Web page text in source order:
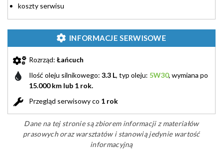
koszty serwisu
INFORMACJE SERWISOWE
Rozrząd: Łańcuch
Ilość oleju silnikowego: 3.3 L, typ oleju: 5W30, wymiana po
15.000 km lub 1 rok.
Przegląd serwisowy co 1 rok
Dane na tej stronie są zbiorem informacji z materiałów
prasowych oraz warsztatów i stanowią jedynie wartość
informacyjną